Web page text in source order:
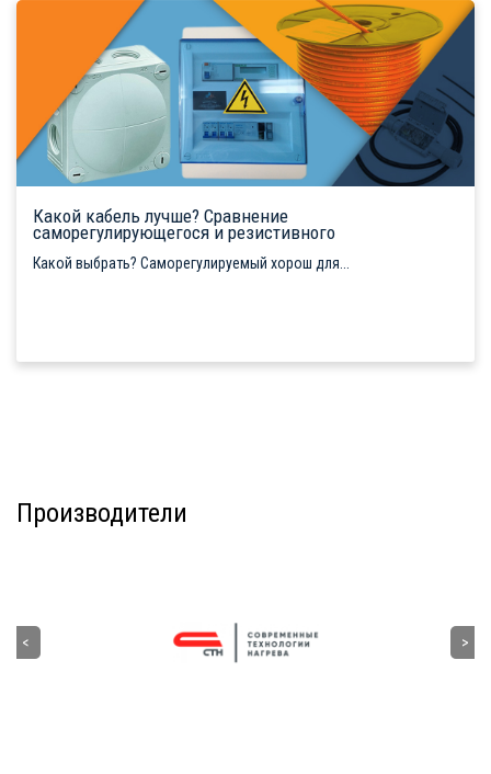
Какой кабель лучше? Сравнение
саморегулирующегося и резистивного
Какой выбрать? Саморегулируемый хорош для...
Производители